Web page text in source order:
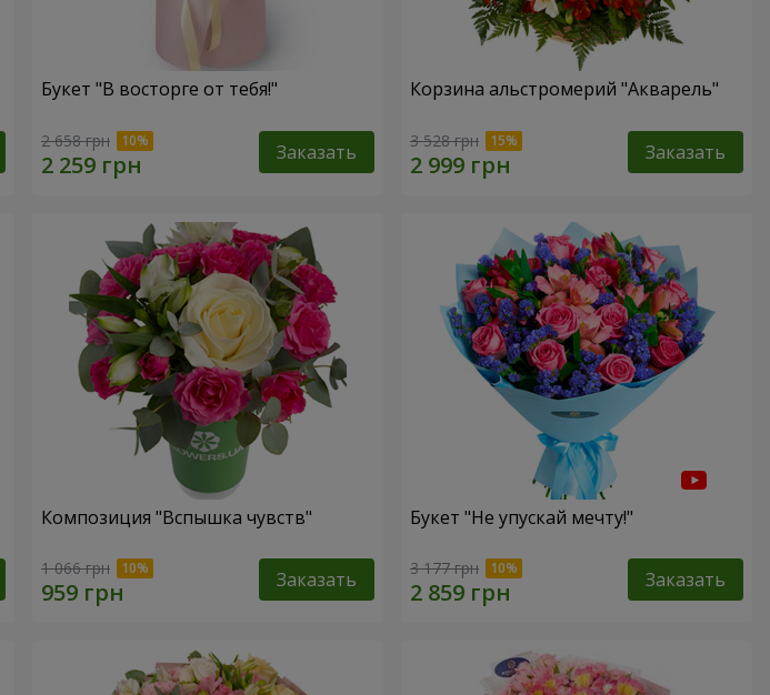
Букет "В восторге от тебя!"
2 658 грн Заказать
Корзина альстромерий "Акварель"
3 528 грн Заказать
Композиция "Вспышка чувств"
1 066 грн Заказать
Букет "Не упускай мечту!"
3 177 грн Заказать